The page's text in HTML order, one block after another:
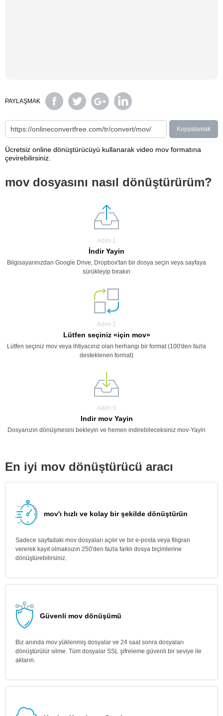
PAYLAŞMAK
Kopyalamak
Ücretsiz online dönüştürücüyü kullanarak video mov formatına
çevirebilirsiniz.
mov dosyasını nasıl dönüştürürüm?
Adim 1
İndir Yayin
Bilgisayarınızdan Google Drive, Dropbox'tan bir dosya seçin veya sayfaya
sürükleyip bırakın
Adim 2
Lütfen seçiniz «için mov»
Lütfen seçiniz mov veya ihtiyacınız olan herhangi bir format (100'den fazla
desteklenen format)
Adim 3
Indir mov Yayin
Dosyanızın dönüşmesini bekleyin ve hemen indirebileceksiniz mov-Yayin
En iyi mov dönüştürücü aracı
mov'ı hızlı ve kolay bir şekilde dönüştürün
Sadece sayfadaki mov dosyaları açılır ve bir e-posta veya filigran
vererek kayıt olmaksızın 250'den fazla farklı dosya biçimlerine
dönüştürebilirsiniz.
Güvenli mov dönüşümü
Biz anında mov yüklenmiş dosyalar ve 24 saat sonra dosyaları
dönüştürülür silme. Tüm dosyalar SSL şifreleme güvenli bir seviye ile
aktarın.